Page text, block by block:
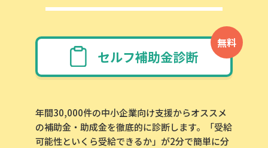
無料
セルフ補助金診断
年間30,000件の中小企業向け支援からオススメ
の補助金・助成金を徹底的に診断します。「受給
可能性といくら受給できるか」が2分で簡単に分